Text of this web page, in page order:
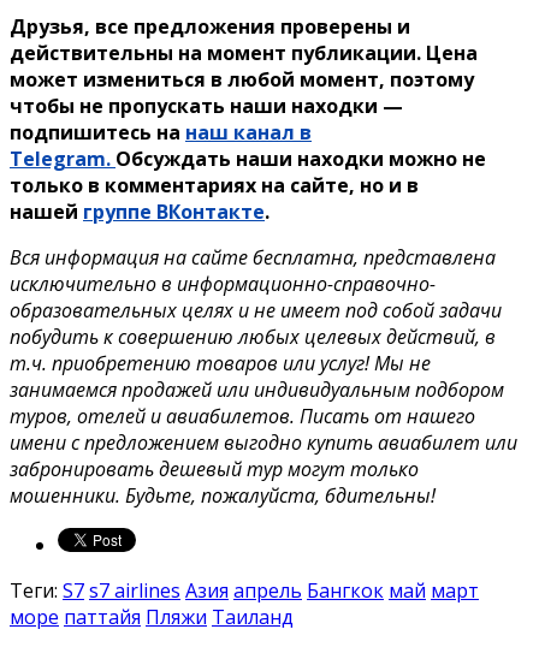
Друзья, все предложения проверены и
действительны на момент публикации. Цена
может измениться в любой момент, поэтому
чтобы не пропускать наши находки —
подпишитесь на наш канал в
Telegram. Обсуждать наши находки можно не
только в комментариях на сайте, но и в
нашей группе ВКонтакте.
Вся информация на сайте бесплатна, представлена
исключительно в информационно-справочно-
образовательных целях и не имеет под собой задачи
побудить к совершению любых целевых действий, в
т.ч. приобретению товаров или услуг! Мы не
занимаемся продажей или индивидуальным подбором
туров, отелей и авиабилетов. Писать от нашего
имени с предложением выгодно купить авиабилет или
забронировать дешевый тур могут только
мошенники. Будьте, пожалуйста, бдительны!
Теги: S7s7 airlines Азия апрель Бангкок май март
море паттайя Пляжи Таиланд